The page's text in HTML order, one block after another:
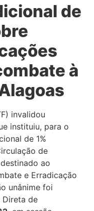
de
à
invalidou
instituiu, para o
de 1%
de
ao
e Erradicação
unânime foi
Direta de